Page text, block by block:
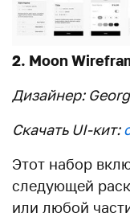
2. Moon
Дизайнер:
Скачать UI-кит:
Этот набор
следующей
или любой